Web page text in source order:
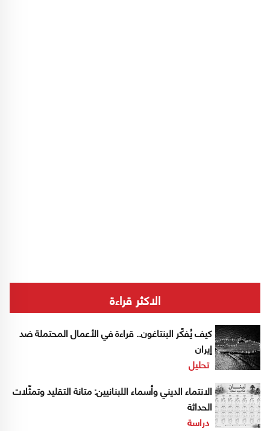
الاكثر قراءة
كيف يُفكّر البنتاغون.. قراءة في الأعمال المحتملة ضد
إيران
تحليل
الانتماء الديني وأسماء اللبنانيين: متانة التقليد وتمثّلات
الحداثة
دراسة